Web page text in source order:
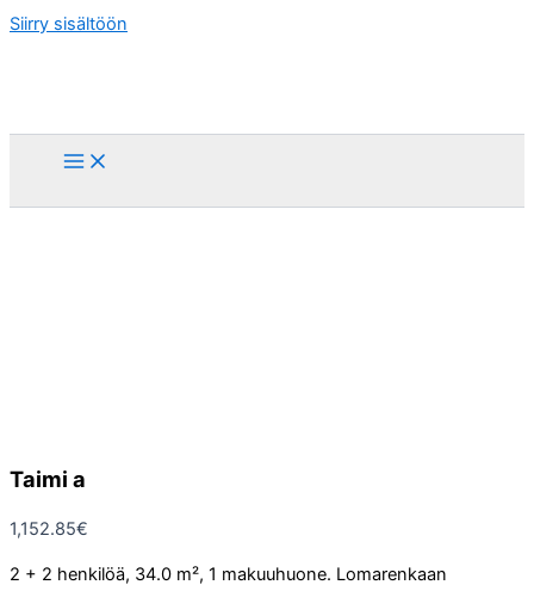
Siirry sisältöön
Taimi a
1,152.85€
2 + 2 henkilöä, 34.0 m², 1 makuuhuone. Lomarenkaan